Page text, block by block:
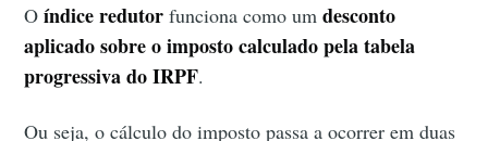
Oíndice redutor funciona como umdesconto
aplicado sobre o imposto calculado pela tabela
progressiva do IRPF.
Ou seja, o cálculo do imposto passa a ocorrer em duas